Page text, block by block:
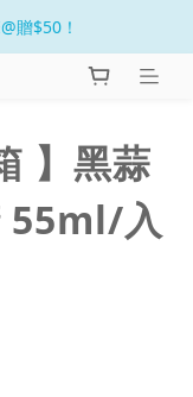
贈$50！
】黑蒜
55ml/入